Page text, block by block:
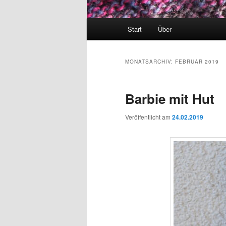
Start Über
MONATSARCHIV: FEBRUAR 2019
Barbie mit Hut
Veröffentlicht am 24.02.2019